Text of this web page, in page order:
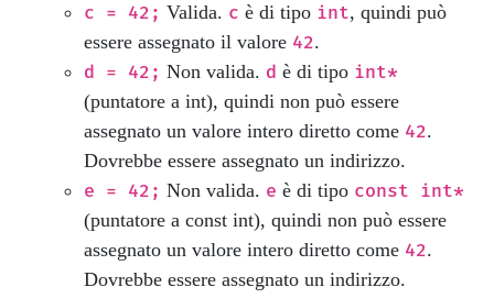
c = 42; Valida. c è di tipo int, quindi può
essere assegnato il valore 42.
d = 42; Non valida. d è di tipo int*
(puntatore a int), quindi non può essere
assegnato un valore intero diretto come 42.
Dovrebbe essere assegnato un indirizzo.
e = 42; Non valida. e è di tipo const int*
(puntatore a const int), quindi non può essere
assegnato un valore intero diretto come 42.
Dovrebbe essere assegnato un indirizzo.